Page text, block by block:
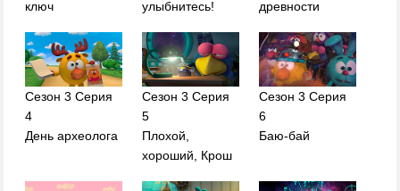
ключ
улыбнитесь!
древности
Сезон 3 Серия
4
День археолога
Сезон 3 Серия
5
Плохой,
хороший, Крош
Сезон 3 Серия
6
Баю-бай